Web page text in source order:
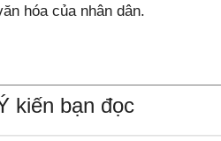
hóa của nhân dân.
kiến bạn đọc